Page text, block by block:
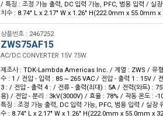
/ 특징 : 조정 가능 출력, DC 입력 가능, PFC, 범용 입력 / 실
치수 : 8.74" L x 2.17" W x 1.26" H(222.0mm x 55.0mm
상품번호 : 2467252
ZWS75AF15
AC/DC CONVERTER 15V 75W
제조사 : TDK-Lambda Americas Inc. / 계열 : ZWS / 유형
수 : 1 / 전압 - 입력 : 85 ~ 265 VAC / 전압 - 출력 1 : 15V /
3 : / 전압 - 출력 4 : / 전류 - 출력(최대) : 5A / 전력(와트) :
용) / 전압 - 분리 : 3kV(3000V) / 효율 : 78% / 작동 온도 : -
특징 : 조정 가능 출력, DC 입력 가능, PFC, 범용 입력 / 실장
수 : 8.74" L x 2.17" W x 1.26" H(222.0mm x 55.0mm x